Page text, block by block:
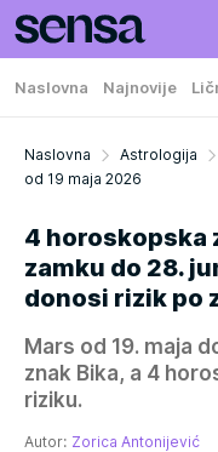
Naslovna Najnovije
Naslovna Astrologija
od 19 maja 2026
4 horoskopska
zamku do 28.
donosi rizik po
Mars od 19. maja
znak Bika, a 4
riziku.
Autor: Zorica Antonijević